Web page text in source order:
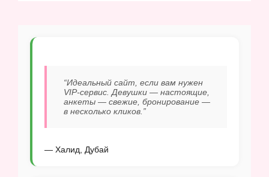
“Идеальный сайт, если вам нужен
VIP-сервис. Девушки — настоящие,
анкеты — свежие, бронирование —
в несколько кликов.”
— Халид, Дубай